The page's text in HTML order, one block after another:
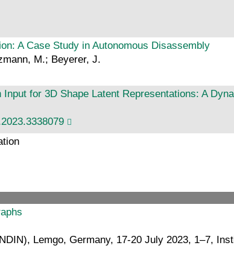
A Case Study in Autonomous Disassembly
M.; Beyerer, J.
for 3D Shape Latent Representations: A
Lemgo, Germany, 17-20 July 2023, 1–7,